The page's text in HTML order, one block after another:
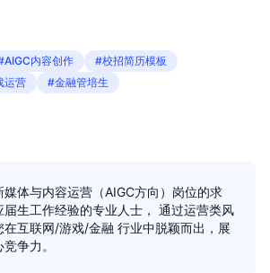
内容创作
#校招简历模板
运营 #金融管培生
体与内容运营（AIGC方向）岗位的求
生工作经验的专业人士， 通过运营类风
在互联网/游戏/金融 行业中脱颖而出，展
争力。